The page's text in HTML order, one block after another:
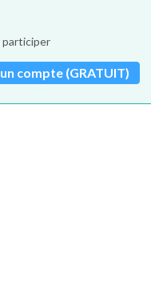
participer
compte (GRATUIT)